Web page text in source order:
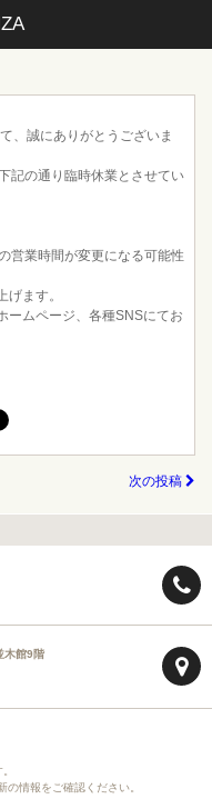
、誠にありがとうございま
記の通り臨時休業とさせてい
営業時間が変更になる可能性
ます。
ームページ、各種SNSにてお
次の投稿
木館9階
の情報をご確認ください。